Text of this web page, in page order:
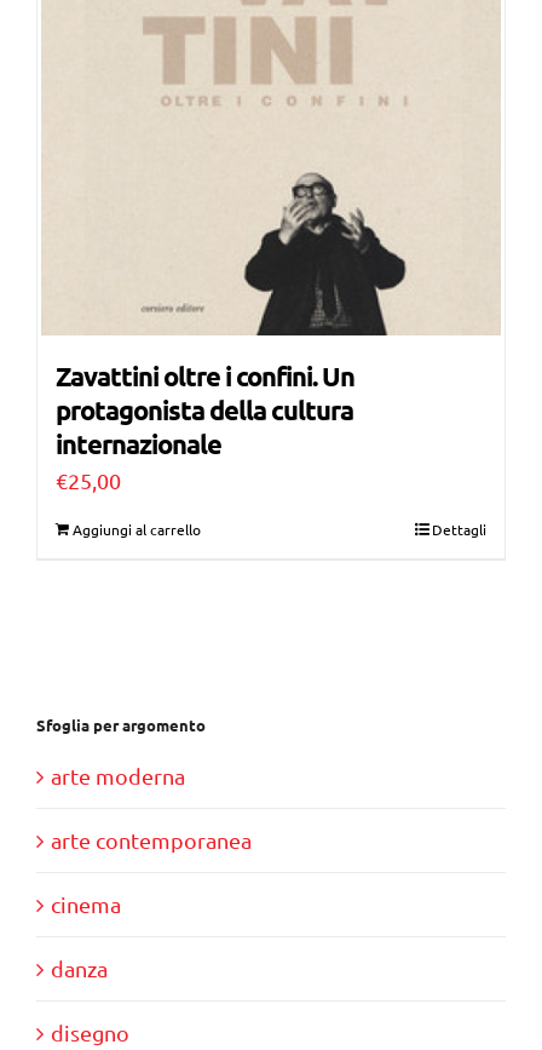
Zavattini oltre i confini. Un
protagonista della cultura
internazionale
€25,00
Aggiungi al carrello Dettagli
Sfoglia per argomento
arte moderna
arte contemporanea
cinema
danza
disegno